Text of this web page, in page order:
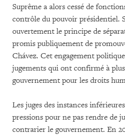
Suprême a alors cessé de
contrôle du pouvoir présidentiel.
ouvertement le principe de
promis publiquement de
Chávez. Cet engagement
jugements qui ont confirmé à
gouvernement pour les droits
Les juges des instances
pressions pour ne pas rendre de
contrarier le gouvernement. En